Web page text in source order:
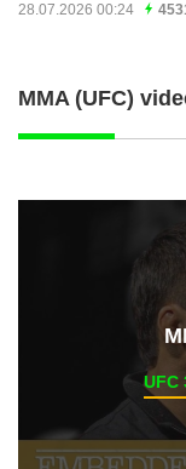
28.07.2026 00:24
MMA (UFC)
UFC